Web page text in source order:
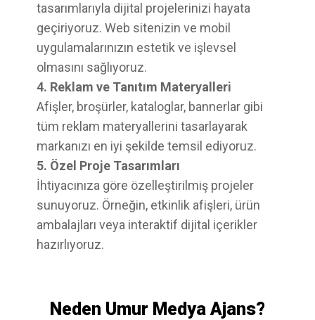
tasarımlarıyla dijital projelerinizi hayata
geçiriyoruz. Web sitenizin ve mobil
uygulamalarınızın estetik ve işlevsel
olmasını sağlıyoruz.
4. Reklam ve Tanıtım Materyalleri
Afişler, broşürler, kataloglar, bannerlar gibi
tüm reklam materyallerini tasarlayarak
markanızı en iyi şekilde temsil ediyoruz.
5. Özel Proje Tasarımları
İhtiyacınıza göre özelleştirilmiş projeler
sunuyoruz. Örneğin, etkinlik afişleri, ürün
ambalajları veya interaktif dijital içerikler
hazırlıyoruz.
Neden Umur Medya Ajans?